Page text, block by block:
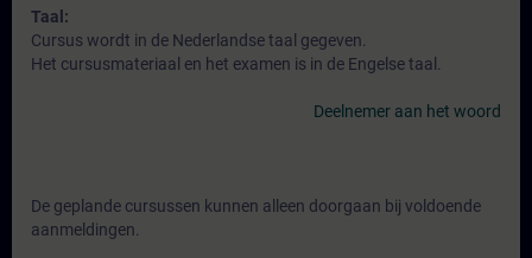
Taal:
Cursus wordt in de Nederlandse taal gegeven.
Het cursusmateriaal en het examen is in de Engelse taal.
Deelnemer aan het woord
De geplande cursussen kunnen alleen doorgaan bij voldoende
aanmeldingen.